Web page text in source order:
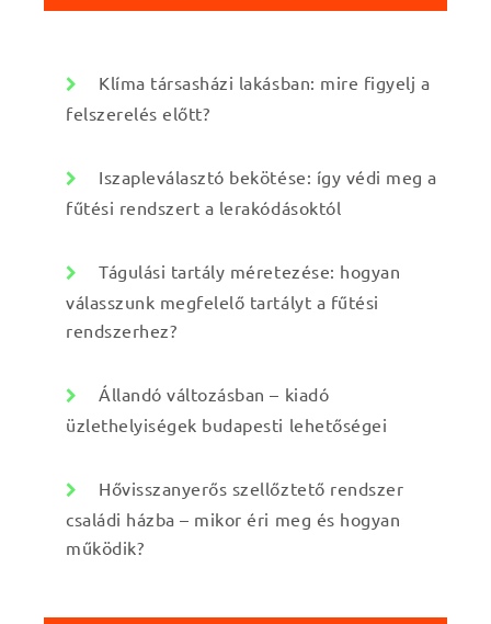
Klíma társasházi lakásban: mire figyelj a
felszerelés előtt?
Iszapleválasztó bekötése: így védi meg a
fűtési rendszert a lerakódásoktól
Tágulási tartály méretezése: hogyan
válasszunk megfelelő tartályt a fűtési
rendszerhez?
Állandó változásban – kiadó
üzlethelyiségek budapesti lehetőségei
Hővisszanyerős szellőztető rendszer
családi házba – mikor éri meg és hogyan
működik?